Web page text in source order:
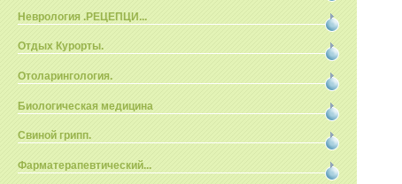
Неврология .РЕЦЕПЦИ...
Отдых Курорты.
Отоларингология.
Биологическая медицина
Свиной грипп.
Фарматерапевтический...